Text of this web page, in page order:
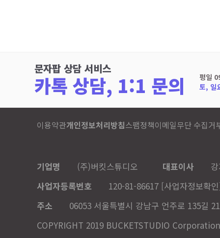
문자팝 상담 서비스
카톡 상담, 1:1 문의
평일
토, 일
이용약관개인정보처리방침스팸정책이메일무단 수집거
기업명 (주)버킷스튜디오 대표이사
사업자등록번호
120-81-86617 [사업자정보확
주소
06053 서울특별시 강남구 언주로 135길 21
COPYRIGHT 2019 BUCKETSTUDIO